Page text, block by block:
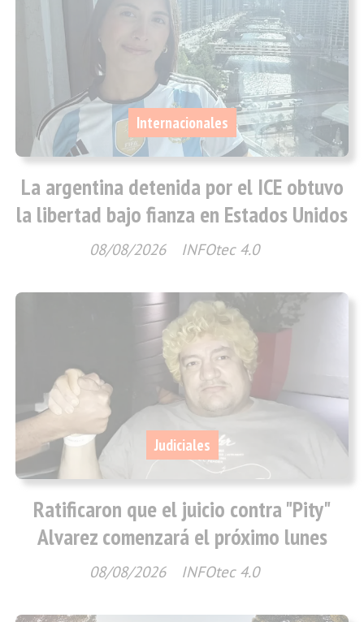
La argentina detenida por el ICE obtuvo
la libertad bajo fianza en Estados Unidos
INFOtec 4.0
Internacionales
08/08/2026
Ratificaron que el juicio contra "Pity"
Alvarez comenzará el próximo lunes
INFOtec 4.0
Judiciales
08/08/2026